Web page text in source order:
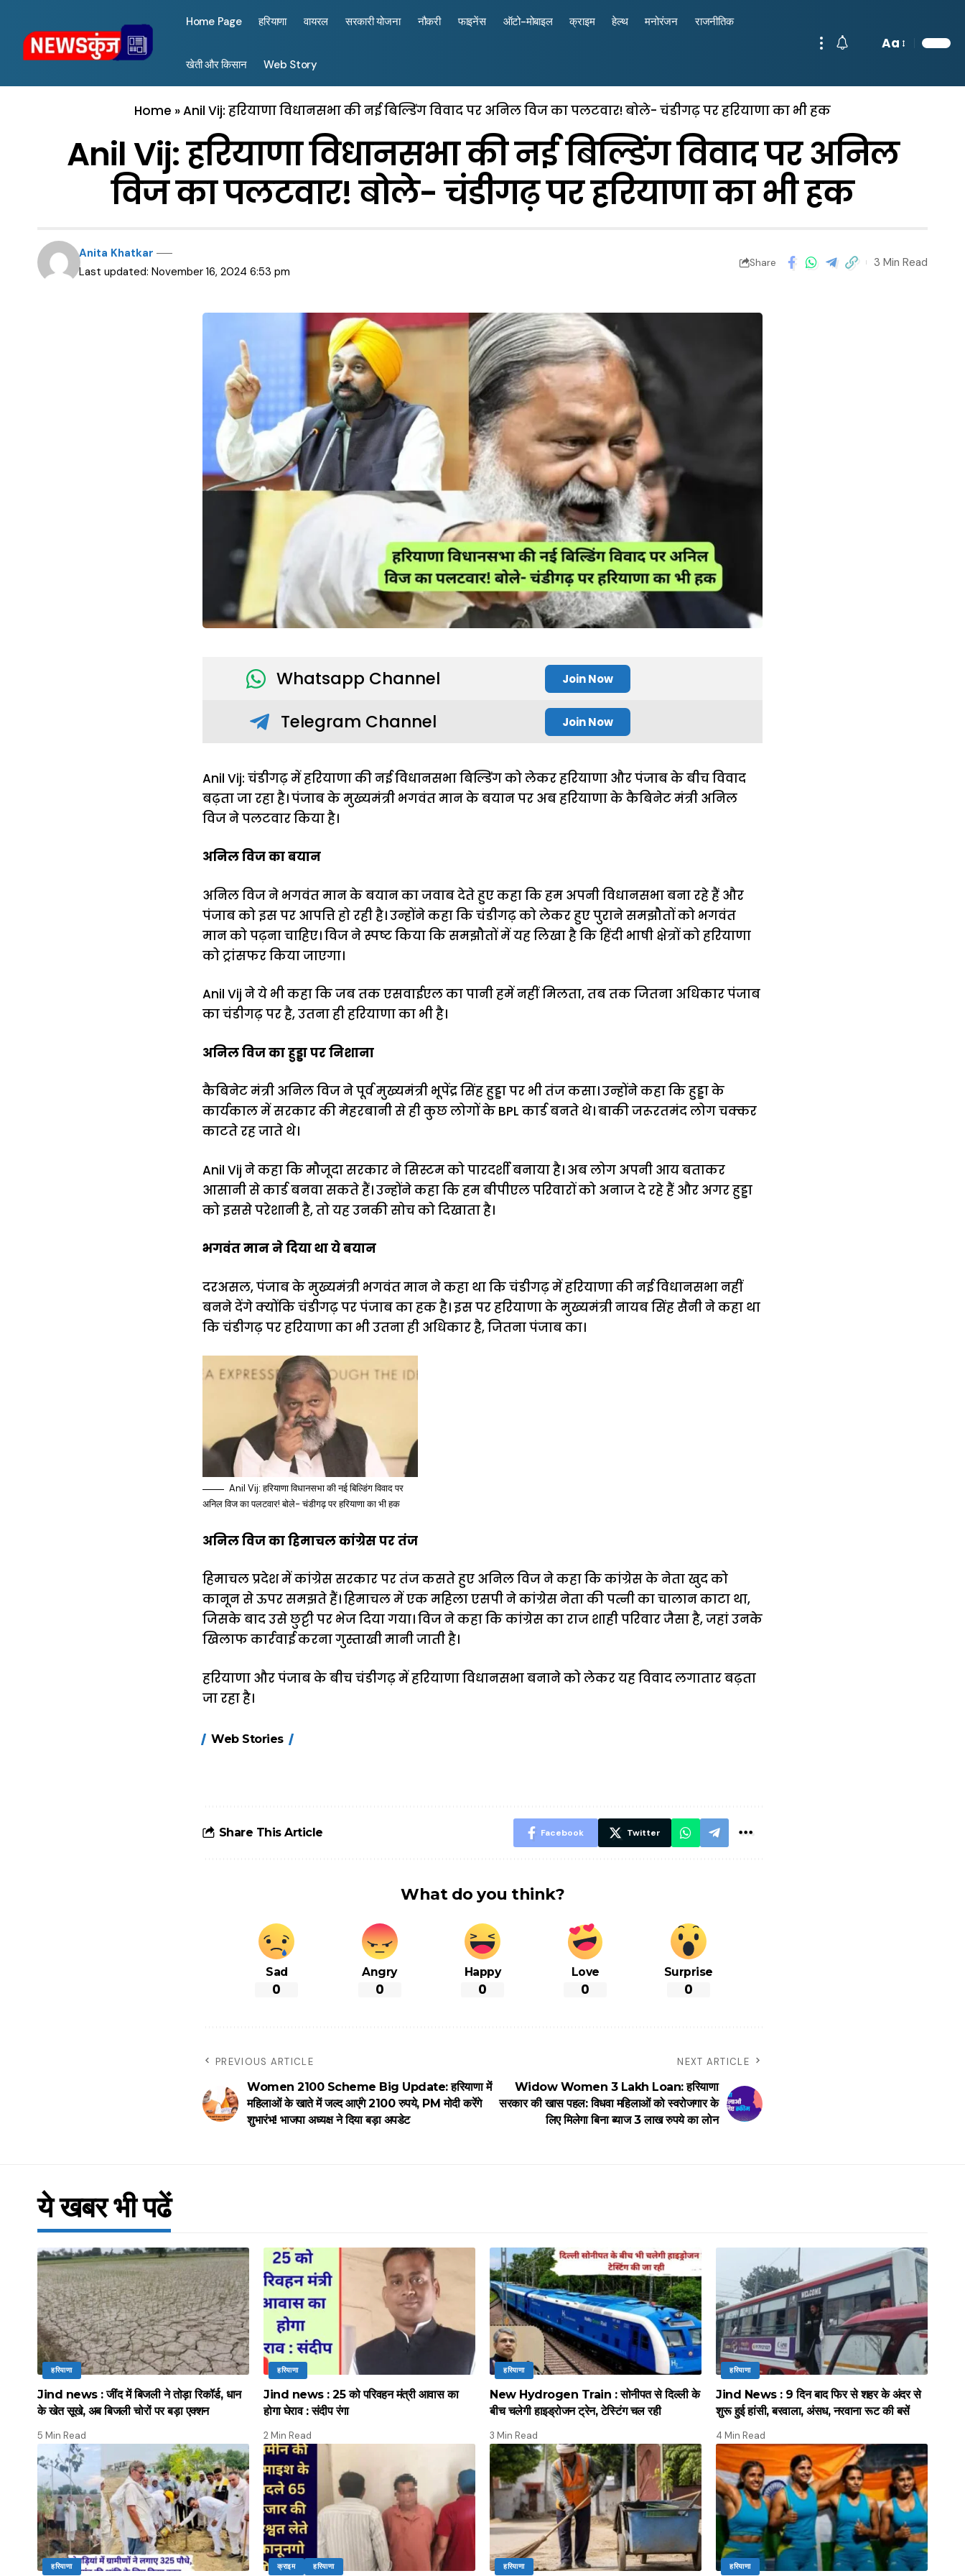
Home Page हरियाणा वायरल सरकारी योजना नौकरी फाइनेंस ऑटो-मोबाइल क्राइम हेल्थ मनोरंजन राजनीतिक
खेती और किसान Web Story
Aa
Home »Anil Vij: हरियाणा विधानसभा की नई बिल्डिंग विवाद पर अनिल विज का पलटवार! बोले- चंडीगढ़ पर हरियाणा का भी हक
Anil Vij: हरियाणा विधानसभा की नई बिल्डिंग विवाद पर अनिल
विज का पलटवार! बोले- चंडीगढ़ पर हरियाणा का भी हक
Last updated: November 16, 2024 6:53 pm
Anita Khatkar
Share 3 Min Read
Whatsapp Channel Join Now
Telegram Channel Join Now
Anil Vij: चंडीगढ़ में हरियाणा की नई विधानसभा बिल्डिंग को लेकर हरियाणा और पंजाब के बीच विवाद
बढ़ता जा रहा है। पंजाब के मुख्यमंत्री भगवंत मान के बयान पर अब हरियाणा के कैबिनेट मंत्री अनिल
विज ने पलटवार किया है।
अनिल विज का बयान
अनिल विज ने भगवंत मान के बयान का जवाब देते हुए कहा कि हम अपनी विधानसभा बना रहे हैं और
पंजाब को इस पर आपत्ति हो रही है। उन्होंने कहा कि चंडीगढ़ को लेकर हुए पुराने समझौतों को भगवंत
मान को पढ़ना चाहिए। विज ने स्पष्ट किया कि समझौतों में यह लिखा है कि हिंदी भाषी क्षेत्रों को हरियाणा
को ट्रांसफर किया जाएगा।
Anil Vij ने ये भी कहा कि जब तक एसवाईएल का पानी हमें नहीं मिलता, तब तक जितना अधिकार पंजाब
का चंडीगढ़ पर है, उतना ही हरियाणा का भी है।
अनिल विज का हुड्डा पर निशाना
कैबिनेट मंत्री अनिल विज ने पूर्व मुख्यमंत्री भूपेंद्र सिंह हुड्डा पर भी तंज कसा। उन्होंने कहा कि हुड्डा के
कार्यकाल में सरकार की मेहरबानी से ही कुछ लोगों के BPL कार्ड बनते थे। बाकी जरूरतमंद लोग चक्कर
काटते रह जाते थे।
Anil Vij ने कहा कि मौजूदा सरकार ने सिस्टम को पारदर्शी बनाया है। अब लोग अपनी आय बताकर
आसानी से कार्ड बनवा सकते हैं। उन्होंने कहा कि हम बीपीएल परिवारों को अनाज दे रहे हैं और अगर हुड्डा
को इससे परेशानी है, तो यह उनकी सोच को दिखाता है।
भगवंत मान ने दिया था ये बयान
दरअसल, पंजाब के मुख्यमंत्री भगवंत मान ने कहा था कि चंडीगढ़ में हरियाणा की नई विधानसभा नहीं
बनने देंगे क्योंकि चंडीगढ़ पर पंजाब का हक है। इस पर हरियाणा के मुख्यमंत्री नायब सिंह सैनी ने कहा था
कि चंडीगढ़ पर हरियाणा का भी उतना ही अधिकार है, जितना पंजाब का।
Anil Vij: हरियाणा विधानसभा की नई बिल्डिंग विवाद पर
अनिल विज का पलटवार! बोले- चंडीगढ़ पर हरियाणा का भी हक
अनिल विज का हिमाचल कांग्रेस पर तंज
हिमाचल प्रदेश में कांग्रेस सरकार पर तंज कसते हुए अनिल विज ने कहा कि कांग्रेस के नेता खुद को
कानून से ऊपर समझते हैं। हिमाचल में एक महिला एसपी ने कांग्रेस नेता की पत्नी का चालान काटा था,
जिसके बाद उसे छुट्टी पर भेज दिया गया। विज ने कहा कि कांग्रेस का राज शाही परिवार जैसा है, जहां उनके
खिलाफ कार्रवाई करना गुस्ताखी मानी जाती है।
हरियाणा और पंजाब के बीच चंडीगढ़ में हरियाणा विधानसभा बनाने को लेकर यह विवाद लगातार बढ़ता
जा रहा है।
Web Stories
होंगे FASTag के
आसान ट्रिक्स
निगरानी
Share This Article Facebook Twitter
What do you think?
Sad
0
Angry
0
Happy
0
Love
0
Surprise
0
PREVIOUS ARTICLE
Women 2100 Scheme Big Update: हरियाणा में
महिलाओं के खाते में जल्द आएंगे 2100 रुपये, PM मोदी करेंगे
शुभारंभ! भाजपा अध्यक्ष ने दिया बड़ा अपडेट
NEXT ARTICLE
Widow Women 3 Lakh Loan: हरियाणा
सरकार की खास पहल: विधवा महिलाओं को स्वरोजगार के
लिए मिलेगा बिना ब्याज 3 लाख रुपये का लोन
ये खबर भी पढें
हरियाणा
Jind news : जींद में बिजली ने तोड़ा रिकॉर्ड, धान
के खेत सूखे, अब बिजली चोरों पर बड़ा एक्शन
5 Min Read
हरियाणा
Jind news : 25 को परिवहन मंत्री आवास का
होगा घेराव : संदीप रंगा
2 Min Read
हरियाणा
New Hydrogen Train : सोनीपत से दिल्ली के
बीच चलेगी हाइड्रोजन ट्रेन, टेस्टिंग चल रही
3 Min Read
हरियाणा
Jind News : 9 दिन बाद फिर से शहर के अंदर से
शुरू हुई हांसी, बरवाला, अंसध, नरवाना रूट की बसें
4 Min Read
हरियाणा क्राइम हरियाणा हरियाणा हरियाणा